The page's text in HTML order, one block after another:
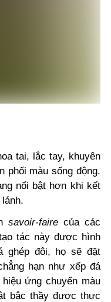
tai, lắc tay, khuyên
phối màu sống động.
nổi bật hơn khi kết
savoir-faire của các
tác này được hình
ghép đôi, họ sẽ đặt
hạn như xếp đá
ứng chuyển màu
bậc thầy được thực